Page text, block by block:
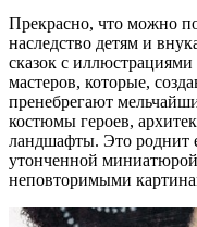
Прекрасно, что можно
наследство детям и
сказок с
мастеров, которые,
пренебрегают
костюмы героев,
ландшафты. Это роднит
утонченной
неповторимыми